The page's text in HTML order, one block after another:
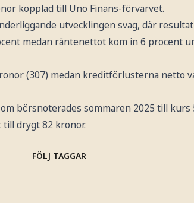
kopplad till Uno Finans-förvärvet.
utvecklingen svag, där
medan räntenettot kom in 6 procent
(307) medan kreditförlusterna netto
börsnoterades sommaren 2025 till kurs
till drygt 82 kronor.
FÖLJ TAGGAR